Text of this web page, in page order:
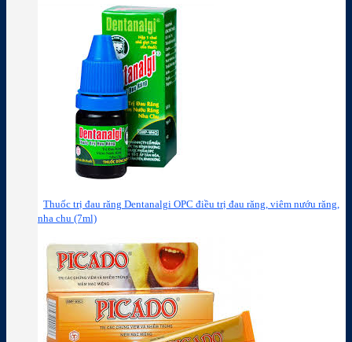
Thuốc trị đau răng Dentanalgi OPC điều trị đau răng, viêm nướu răng,
nha chu (7ml)